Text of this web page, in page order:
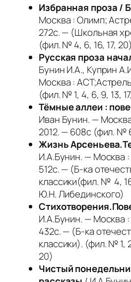
Избранная проза /
Москва : Олимп;
272с. — (Школьная
(фил. № 4, 6, 16, 17, 20)
Русская проза
Бунин И.А., Куприн
Москва :
(фил. № 1, 4, 6, 9, 13,
Тёмные аллеи :
Иван Бунин. —
2012. — 608с (фил. №
Жизнь
И.А.Бунин. — Москва
512с. — (Б-ка
классики(фил. № 4,
Ю.Н. Либединского)
И.А.Бунин. — Москва
432с. — (Б-ка
классики). (фил. № 1,
20)
Чистый